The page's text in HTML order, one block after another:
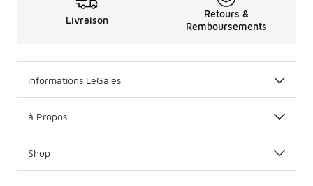
Livraison
Retours &
Remboursements
Informations LéGales
à Propos
Shop